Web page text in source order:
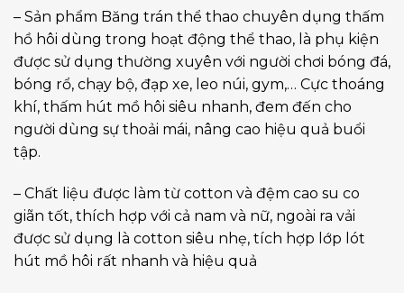
– Sản phẩm Băng trán thể thao chuyên dụng thấm
hồ hôi dùng trong hoạt động thể thao, là phụ kiện
được sử dụng thường xuyên với người chơi bóng đá,
bóng rổ, chạy bộ, đạp xe, leo núi, gym,… Cực thoáng
khí, thấm hút mồ hôi siêu nhanh, đem đến cho
người dùng sự thoải mái, nâng cao hiệu quả buổi
tập.
– Chất liệu được làm từ cotton và đệm cao su co
giãn tốt, thích hợp với cả nam và nữ, ngoài ra vải
được sử dụng là cotton siêu nhẹ, tích hợp lớp lót
hút mồ hôi rất nhanh và hiệu quả